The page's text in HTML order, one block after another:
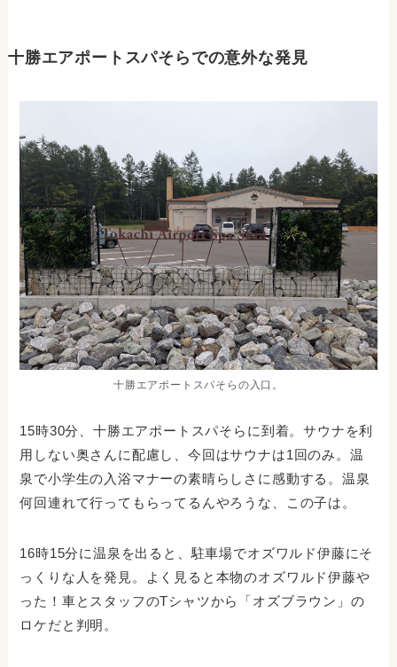
十勝エアポートスパそらでの意外な発見
十勝エアポートスパそらの入口。
15時30分、十勝エアポートスパそらに到着。サウナを利
用しない奥さんに配慮し、今回はサウナは1回のみ。温
泉で小学生の入浴マナーの素晴らしさに感動する。温泉
何回連れて行ってもらってるんやろうな、この子は。
16時15分に温泉を出ると、駐車場でオズワルド伊藤にそ
っくりな人を発見。よく見ると本物のオズワルド伊藤や
った！車とスタッフのTシャツから「オズブラウン」の
ロケだと判明。